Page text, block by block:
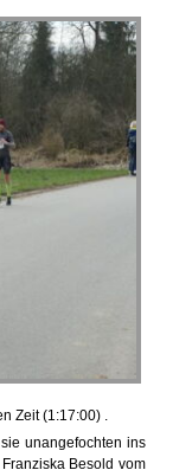
Zeit (1:17:00) .
unangefochten ins
Besold vom